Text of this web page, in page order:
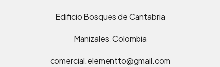
Edificio Bosques de Cantabria
Manizales, Colombia
comercial.elementto@gmail.com